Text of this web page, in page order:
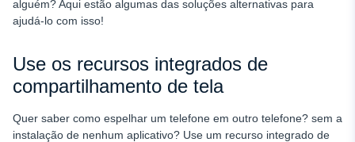
alguém? Aqui estão algumas das soluções alternativas para
ajudá-lo com isso!
Use os recursos integrados de
compartilhamento de tela
Quer saber como espelhar um telefone em outro telefone? sem a
instalação de nenhum aplicativo? Use um recurso integrado de